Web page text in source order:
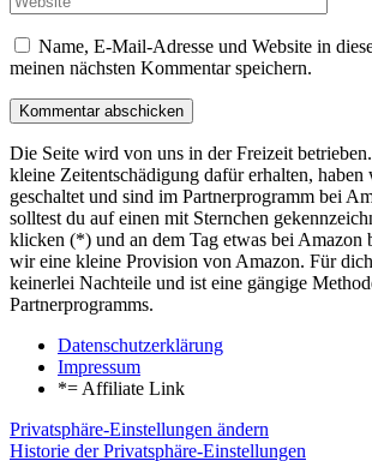
Name, E-Mail-Adresse und Website in
meinen nächsten Kommentar speichern.
Die Seite wird von uns in der Freizeit
kleine Zeitentschädigung dafür erhalten,
geschaltet und sind im Partnerprogramm bei
solltest du auf einen mit Sternchen
klicken (*) und an dem Tag etwas bei Amazon
wir eine kleine Provision von Amazon. Für
keinerlei Nachteile und ist eine gängige
Partnerprogramms.
Datenschutzerklärung
Impressum
*= Affiliate Link
Privatsphäre-Einstellungen ändern
Historie der Privatsphäre-Einstellungen